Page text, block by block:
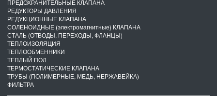
ПРЕДОХРАНИТЕЛЬНЫЕ КЛАПАНА
РЕДУКТОРЫ ДАВЛЕНИЯ
РЕДУКЦИОННЫЕ КЛАПАНА
СОЛЕНОИДНЫЕ (электромагнитные) КЛАПАНА
СТАЛЬ (ОТВОДЫ, ПЕРЕХОДЫ, ФЛАНЦЫ)
ТЕПЛОИЗОЛЯЦИЯ
ТЕПЛООБМЕННИКИ
ТЕПЛЫЙ ПОЛ
ТЕРМОСТАТИЧЕСКИЕ КЛАПАНА
ТРУБЫ (ПОЛИМЕРНЫЕ, МЕДЬ, НЕРЖАВЕЙКА)
ФИЛЬТРА